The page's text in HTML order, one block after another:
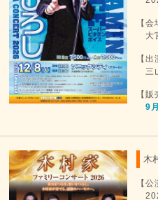
【会
大
【出
三
【販
9
木
【公